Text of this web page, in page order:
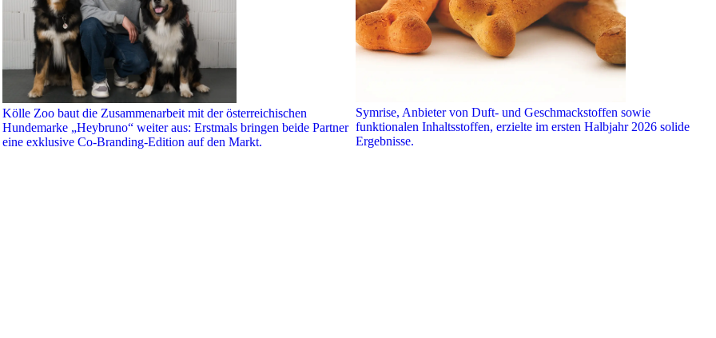
Kölle Zoo baut die Zusammenarbeit mit der österreichischen
Hundemarke „Heybruno“ weiter aus: Erstmals bringen beide Partner
eine exklusive Co-Branding-Edition auf den Markt.
Symrise, Anbieter von Duft- und Geschmackstoffen sowie
funktionalen Inhaltsstoffen, erzielte im ersten Halbjahr 2026 solide
Ergebnisse.